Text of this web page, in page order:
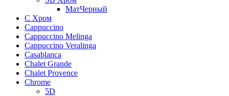
МатЧерный
C Хром
Cappuccino
Cappuccino Melinga
Cappuccino Veralinga
Casablanca
Chalet Grande
Chalet Provence
Chrome
5D